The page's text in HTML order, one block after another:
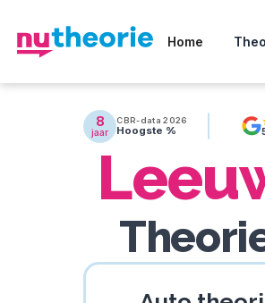
Home
8
jaar
CBR-data 2026
Hoogste %